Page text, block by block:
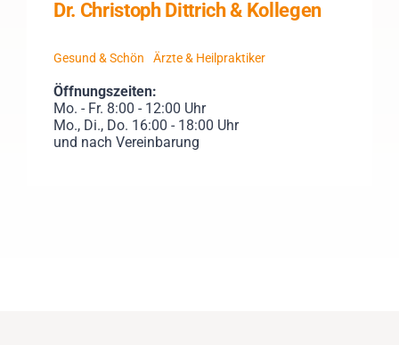
Dr. Christoph Dittrich & Kollegen
Gesund & Schön Ärzte & Heilpraktiker
Öffnungszeiten:
Mo. - Fr. 8:00 - 12:00 Uhr
Mo., Di., Do. 16:00 - 18:00 Uhr
und nach Vereinbarung